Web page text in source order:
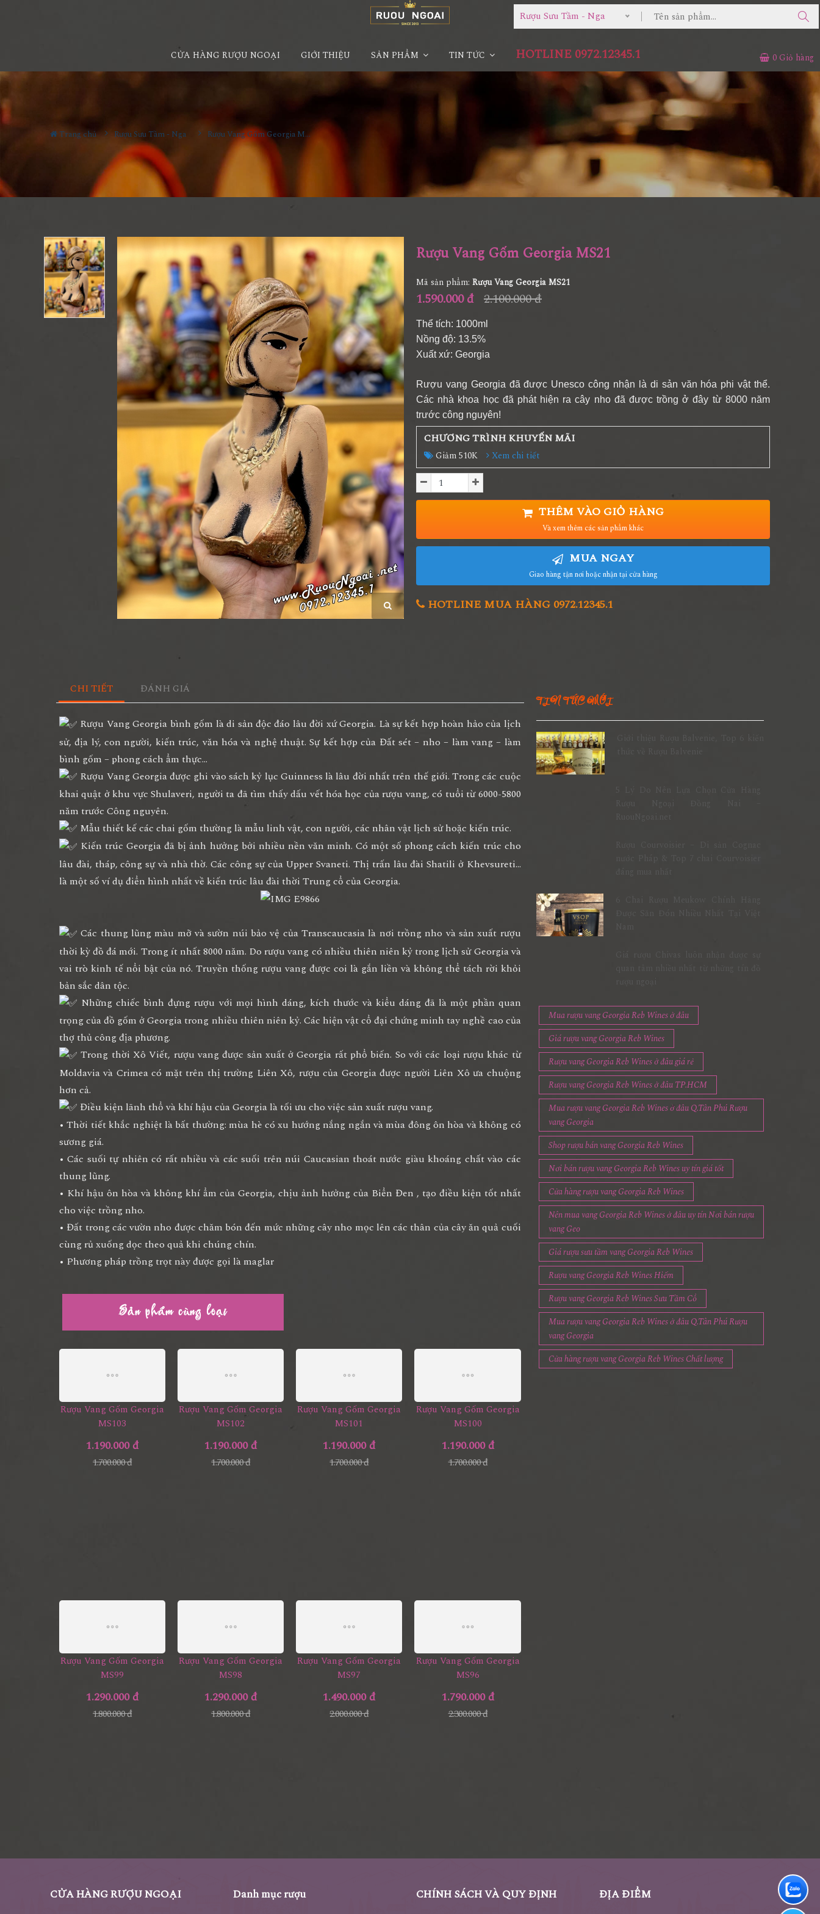
Rượu Sưu Tầm - Nga
CỬA HÀNG RƯỢU NGOẠI GIỚI THIỆU SẢN PHẨM TIN TỨC HOTLINE 0972.12345.1 0 Giỏ hàng
Trang chủ Rượu Sưu Tầm - Nga Rượu Vang Gốm Georgia MS21
Rượu Vang Gốm Georgia MS21
Mã sản phẩm: Rượu Vang Georgia MS21
1.590.000 đ 2.100.000 đ
Thể tích: 1000ml
Nồng độ: 13.5%
Xuất xứ: Georgia
Rượu vang Georgia đã được Unesco công nhận là di sản văn hóa phi vật thể.
Các nhà khoa học đã phát hiện ra cây nho đã được trồng ở đây từ 8000 năm
trước công nguyên!
CHƯƠNG TRÌNH KHUYẾN MÃI
Giảm 510K Xem chi tiết
THÊM VÀO GIỎ HÀNG
Và xem thêm các sản phẩm khác
MUA NGAY
Giao hàng tận nơi hoặc nhận tại cửa hàng
HOTLINE MUA HÀNG 0972.12345.1
CHI TIẾT ĐÁNH GIÁ
Rượu Vang Georgia bình gốm là di sản độc đáo lâu đời xứ Georgia. Là sự kết hợp hoàn hảo của lịch
sử, địa lý, con người, kiến trúc, văn hóa và nghệ thuật. Sự kết hợp của Đất sét – nho – làm vang – làm
bình gốm – phong cách ẩm thực…
Rượu Vang Georgia được ghi vào sách kỷ lục Guinness là lâu đời nhất trên thế giới. Trong các cuộc
khai quật ở khu vực Shulaveri, người ta đã tìm thấy dấu vết hóa học của rượu vang, có tuổi từ 6000-5800
năm trước Công nguyên.
Mẫu thiết kế các chai gốm thường là mẫu linh vật, con người, các nhân vật lịch sử hoặc kiến trúc.
Kiến trúc Georgia đã bị ảnh hưởng bởi nhiều nền văn minh. Có một số phong cách kiến trúc cho
lâu đài, tháp, công sự và nhà thờ. Các công sự của Upper Svaneti. Thị trấn lâu đài Shatili ở Khevsureti…
là một số ví dụ điển hình nhất về kiến trúc lâu đài thời Trung cổ của Georgia.
Các thung lũng màu mỡ và sườn núi bảo vệ của Transcaucasia là nơi trồng nho và sản xuất rượu
thời kỳ đồ đá mới. Trong ít nhất 8000 năm. Do rượu vang có nhiều thiên niên kỷ trong lịch sử Georgia và
vai trò kinh tế nổi bật của nó. Truyền thống rượu vang được coi là gắn liền và không thể tách rời khỏi
bản sắc dân tộc.
Những chiếc bình đựng rượu với mọi hình dáng, kích thước và kiểu dáng đã là một phần quan
trọng của đồ gốm ở Georgia trong nhiều thiên niên kỷ. Các hiện vật cổ đại chứng minh tay nghề cao của
thợ thủ công địa phương.
Trong thời Xô Viết, rượu vang được sản xuất ở Georgia rất phổ biến. So với các loại rượu khác từ
Moldavia và Crimea có mặt trên thị trường Liên Xô, rượu của Georgia được người Liên Xô ưa chuộng
hơn cả.
Điều kiện lãnh thổ và khí hậu của Georgia là tối ưu cho việc sản xuất rượu vang.
• Thời tiết khắc nghiệt là bất thường: mùa hè có xu hướng nắng ngắn và mùa đông ôn hòa và không có
sương giá.
• Các suối tự nhiên có rất nhiều và các suối trên núi Caucasian thoát nước giàu khoáng chất vào các
thung lũng.
• Khí hậu ôn hòa và không khí ẩm của Georgia, chịu ảnh hưởng của Biển Đen , tạo điều kiện tốt nhất
cho việc trồng nho.
• Đất trong các vườn nho được chăm bón đến mức những cây nho mọc lên các thân của cây ăn quả cuối
cùng rủ xuống dọc theo quả khi chúng chín.
• Phương pháp trồng trọt này được gọi là maglar
Sản phẩm cùng loại
Rượu Vang Gốm Georgia
MS103
1.190.000 đ
1.700.000 đ
Rượu Vang Gốm Georgia
MS102
1.190.000 đ
1.700.000 đ
Rượu Vang Gốm Georgia
MS101
1.190.000 đ
1.700.000 đ
Rượu Vang Gốm Georgia
MS100
1.190.000 đ
1.700.000 đ
Rượu Vang Gốm Georgia
MS99
1.290.000 đ
1.800.000 đ
Rượu Vang Gốm Georgia
MS98
1.290.000 đ
1.800.000 đ
Rượu Vang Gốm Georgia
MS97
1.490.000 đ
2.000.000 đ
Rượu Vang Gốm Georgia
MS96
1.790.000 đ
2.300.000 đ
TIN TỨC MỚI
Mua rượu vang Georgia Reb Wines ở đâu
Giá rượu vang Georgia Reb Wines
Rượu vang Georgia Reb Wines ở đâu giá rẻ
Rượu vang Georgia Reb Wines ở đâu TP.HCM
Mua rượu vang Georgia Reb Wines ở đâu Q.Tân Phú Rượu
vang Georgia
Shop rượu bán vang Georgia Reb Wines
Nơi bán rượu vang Georgia Reb Wines uy tín giá tốt
Cửa hàng rượu vang Georgia Reb Wines
Nên mua vang Georgia Reb Wines ở đâu uy tín Nơi bán rượu
vang Geo
Giá rượu sưu tầm vang Georgia Reb Wines
Rượu vang Georgia Reb Wines Hiếm
Rượu vang Georgia Reb Wines Sưu Tầm Cổ
Mua rượu vang Georgia Reb Wines ở đâu Q.Tân Phú Rượu
vang Georgia
Cửa hàng rượu vang Georgia Reb Wines Chất lượng
CỬA HÀNG RƯỢU NGOẠI Danh mục rượu CHÍNH SÁCH VÀ QUY ĐỊNH ĐỊA ĐIỂM